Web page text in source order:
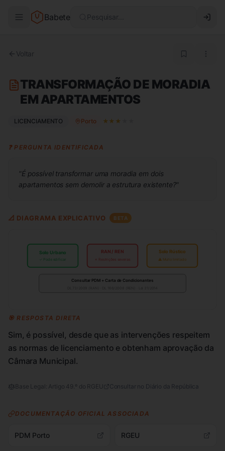
Babete Pesquisar...
Voltar
TRANSFORMAÇÃO DE MORADIA
EM APARTAMENTOS
LICENCIAMENTO Porto ★ ★ ★
❓ PERGUNTA IDENTIFICADA
"É possível transformar uma moradia em dois
apartamentos sem demolir a estrutura existente?"
📐 DIAGRAMA EXPLICATIVO BETA
Solo Urbano
✓ Pode edificar
RAN / REN
✗ Restrições severas
Solo Rústico
⚠ Muito limitado
Consultar PDM + Carta de Condicionantes
🎯 RESPOSTA DIRETA
Sim, é possível, desde que as intervenções respeitem
as normas de licenciamento e obtenham aprovação da
Câmara Municipal.
Base Legal: Artigo 49.º do RGEU Consultar no Diário da República
DOCUMENTAÇÃO OFICIAL ASSOCIADA
PDM Porto RGEU